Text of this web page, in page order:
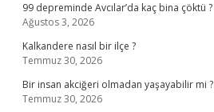
99 depreminde Avcılar’da kaç bina çöktü ?
Ağustos 3, 2026
Kalkandere nasıl bir ilçe ?
Temmuz 30, 2026
Bir insan akciğeri olmadan yaşayabilir mi ?
Temmuz 30, 2026